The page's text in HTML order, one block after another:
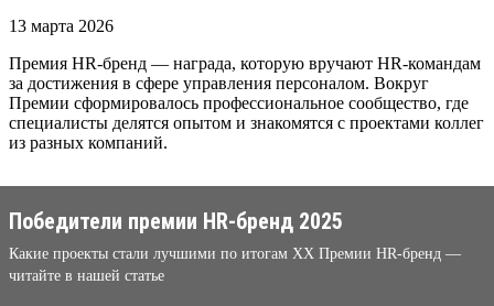
13 марта 2026
Премия HR-бренд — награда, которую вручают HR-командам
за достижения в сфере управления персоналом. Вокруг
Премии сформировалось профессиональное сообщество, где
специалисты делятся опытом и знакомятся с проектами коллег
из разных компаний.
Победители премии HR-бренд 2025
Какие проекты стали лучшими по итогам XX Премии HR-бренд —
читайте в нашей статье